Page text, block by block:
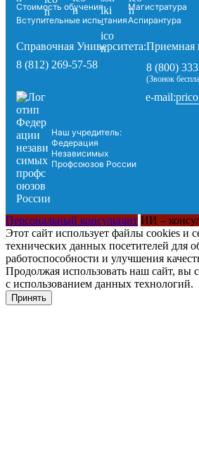
Стоимость обучения
Вступительные испытания
Магистратура
Аспирантура
Справочная Университета:
8 (812) 269-57-58
Приемная
8 (800)
(Звонок
Наш учредитель:
Федерация
Независимых
Профсоюзов России
e-mail:
Персональный консультант ИИ –
Этот сайт использует файлы cookies и
технических данных посетителей для
работоспособности и улучшения
Продолжая использовать наш сайт, вы
с использованием данных технологий.
Принять